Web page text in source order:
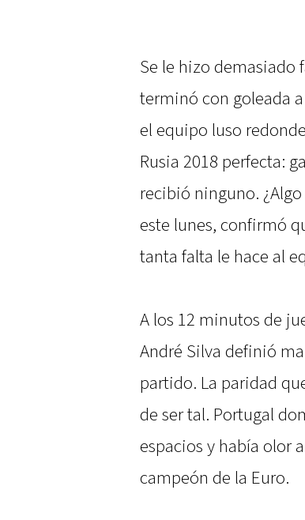
Se le hizo demasiado
terminó con goleada
el equipo luso
Rusia 2018 perfecta:
recibió ninguno.
este lunes, confirmó
tanta falta le hace al
A los 12 minutos de
André Silva definió
partido. La paridad
de ser tal. Portugal
espacios y había olor
campeón de la Euro.